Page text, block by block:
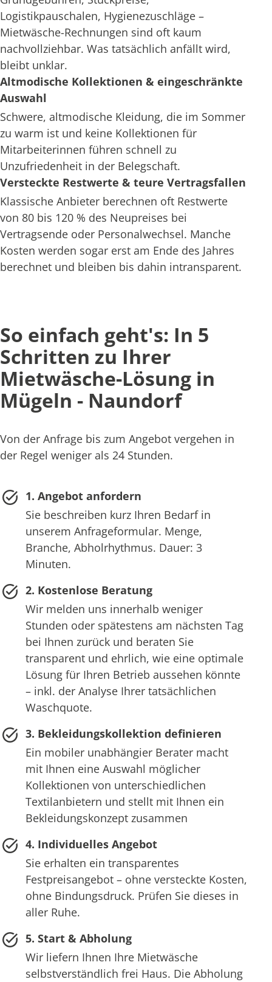
Logistikpauschalen, Hygienezuschläge –
Mietwäsche-Rechnungen sind oft kaum
nachvollziehbar. Was tatsächlich anfällt wird,
bleibt unklar.
Altmodische Kollektionen & eingeschränkte
Auswahl
Schwere, altmodische Kleidung, die im Sommer
zu warm ist und keine Kollektionen für
Mitarbeiterinnen führen schnell zu
Unzufriedenheit in der Belegschaft.
Versteckte Restwerte & teure Vertragsfallen
Klassische Anbieter berechnen oft Restwerte
von 80 bis 120 % des Neupreises bei
Vertragsende oder Personalwechsel. Manche
Kosten werden sogar erst am Ende des Jahres
berechnet und bleiben bis dahin intransparent.
So einfach geht's: In 5
Schritten zu Ihrer
Mietwäsche-Lösung in
Mügeln - Naundorf
Von der Anfrage bis zum Angebot vergehen in
der Regel weniger als 24 Stunden.
1. Angebot anfordern
Sie beschreiben kurz Ihren Bedarf in
unserem Anfrageformular. Menge,
Branche, Abholrhythmus. Dauer: 3
Minuten.
2. Kostenlose Beratung
Wir melden uns innerhalb weniger
Stunden oder spätestens am nächsten Tag
bei Ihnen zurück und beraten Sie
transparent und ehrlich, wie eine optimale
Lösung für Ihren Betrieb aussehen könnte
– inkl. der Analyse Ihrer tatsächlichen
Waschquote.
3. Bekleidungskollektion definieren
Ein mobiler unabhängier Berater macht
mit Ihnen eine Auswahl möglicher
Kollektionen von unterschiedlichen
Textilanbietern und stellt mit Ihnen ein
Bekleidungskonzept zusammen
4. Individuelles Angebot
Sie erhalten ein transparentes
Festpreisangebot – ohne versteckte Kosten,
ohne Bindungsdruck. Prüfen Sie dieses in
aller Ruhe.
5. Start & Abholung
Wir liefern Ihnen Ihre Mietwäsche
selbstverständlich frei Haus. Die Abholung